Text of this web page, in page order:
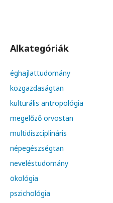
Alkategóriák
éghajlattudomány
közgazdaságtan
kulturális antropológia
megelőző orvostan
multidiszciplináris
népegészségtan
neveléstudomány
ökológia
pszichológia